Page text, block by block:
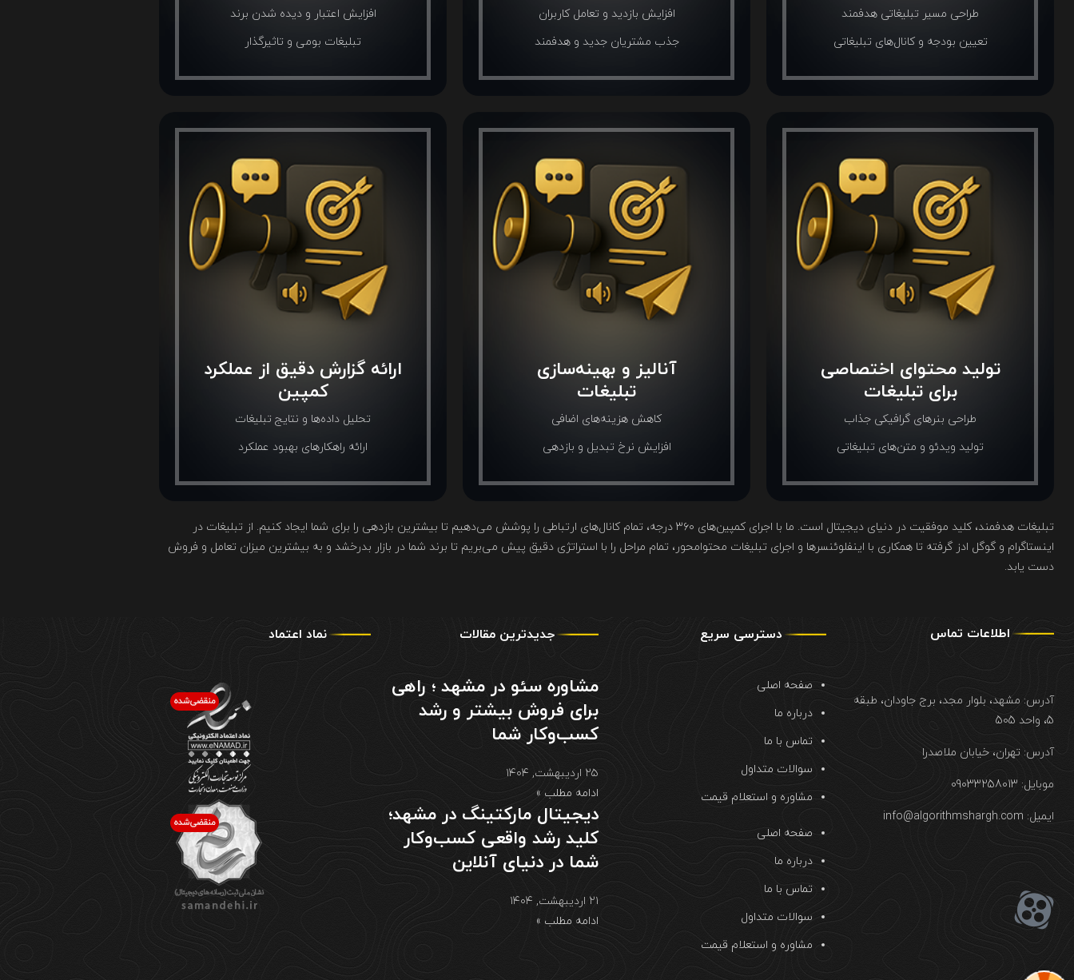
طراحی مسیر تبلیغاتی هدفمند
تعیین بودجه و کانال‌های تبلیغاتی
افزایش بازدید و تعامل کاربران
جذب مشتریان جدید و هدفمند
افزایش اعتبار و دیده شدن برند
تبلیغات بومی و تاثیرگذار
تولید محتوای اختصاصی
برای تبلیغات
طراحی بنرهای گرافیکی جذاب
تولید ویدئو و متن‌های تبلیغاتی
آنالیز و بهینه‌سازی
تبلیغات
کاهش هزینه‌های اضافی
افزایش نرخ تبدیل و بازدهی
ارائه گزارش دقیق از عملکرد
کمپین
تحلیل داده‌ها و نتایج تبلیغات
ارائه راهکارهای بهبود عملکرد
تبلیغات هدفمند، کلید موفقیت در دنیای دیجیتال است. ما با اجرای کمپین‌های ۳۶۰ درجه، تمام کانال‌های ارتباطی را پوشش می‌دهیم تا بیشترین بازدهی را برای شما ایجاد کنیم. از تبلیغات در
اینستاگرام و گوگل ادز گرفته تا همکاری با اینفلوئنسرها و اجرای تبلیغات محتوامحور، تمام مراحل را با استراتژی دقیق پیش می‌بریم تا برند شما در بازار بدرخشد و به بیشترین میزان تعامل و فروش
دست یابد.
اطلاعات تماس
آدرس: مشهد، بلوار مجد، برج جاودان، طبقه
5، واحد 505
آدرس: تهران، خیابان ملاصدرا
موبایل: 09033258013
ایمیل: info@algorithmshargh.com
دسترسی سریع
صفحه اصلی
درباره ما
تماس با ما
سوالات متداول
مشاوره و استعلام قیمت
صفحه اصلی
درباره ما
تماس با ما
سوالات متداول
مشاوره و استعلام قیمت
جدیدترین مقالات
مشاوره سئو در مشهد ؛ راهی
برای فروش بیشتر و رشد
کسب‌وکار شما
۲۵ اردیبهشت, ۱۴۰۴
ادامه مطلب »
دیجیتال مارکتینگ در مشهد؛
کلید رشد واقعی کسب‌وکار
شما در دنیای آنلاین
۲۱ اردیبهشت, ۱۴۰۴
ادامه مطلب »
نماد اعتماد